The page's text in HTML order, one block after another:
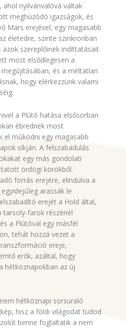
ahol nyilvánvalóvá váltak
meghúzódó igazságok, és
Mars erejével, egy magasabb
életedre, szinte szinkronban
szereplőinek indíttatásait.
most elsődlegesen a
és a méltatlan
hogy elérkezzünk valami
a Plútó hatása elsősorban
ébrednek most
el működni egy magasabb
síkján. A felszabadulás
egy más gondolati
ördögi körökből.
forrás erejére, elindulva a
arassák le
erejét a Hold által,
tarsoly-farok részénél
a Plútóval egy másfél
tehát hozzá vezet a
ereje,
erők, azáltal, hogy
hétköznapokban az új
hétköznapi sorsuraló
hisz a földi világodat tudod
benne foglaltatik a nem